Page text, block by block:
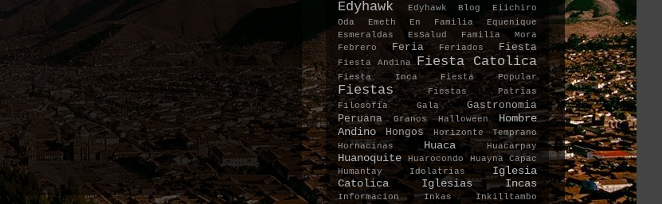
Edyhawk Edyhawk Blog
Eiichiro
Oda
Emeth En Familia
Equenique
Esmeraldas
EsSalud
Familia Mora
Febrero
Feria Feriados Fiesta
Fiesta Andina Fiesta Catolica
Fiesta Inca Fiesta Popular
Fiestas
Fiestas Patrias
Filosofía
Gala
Gastronomia
Peruana
Granos Halloween
Hombre
Andino
Hongos
Horizonte Temprano
Hornacinas
Huaca Huacarpay
Huanoquite Huarocondo
Huayna Capac
Humantay
Idolatrias
Iglesia
Catolica
Iglesias Incas
Informacion Inkas
Inkilltambo